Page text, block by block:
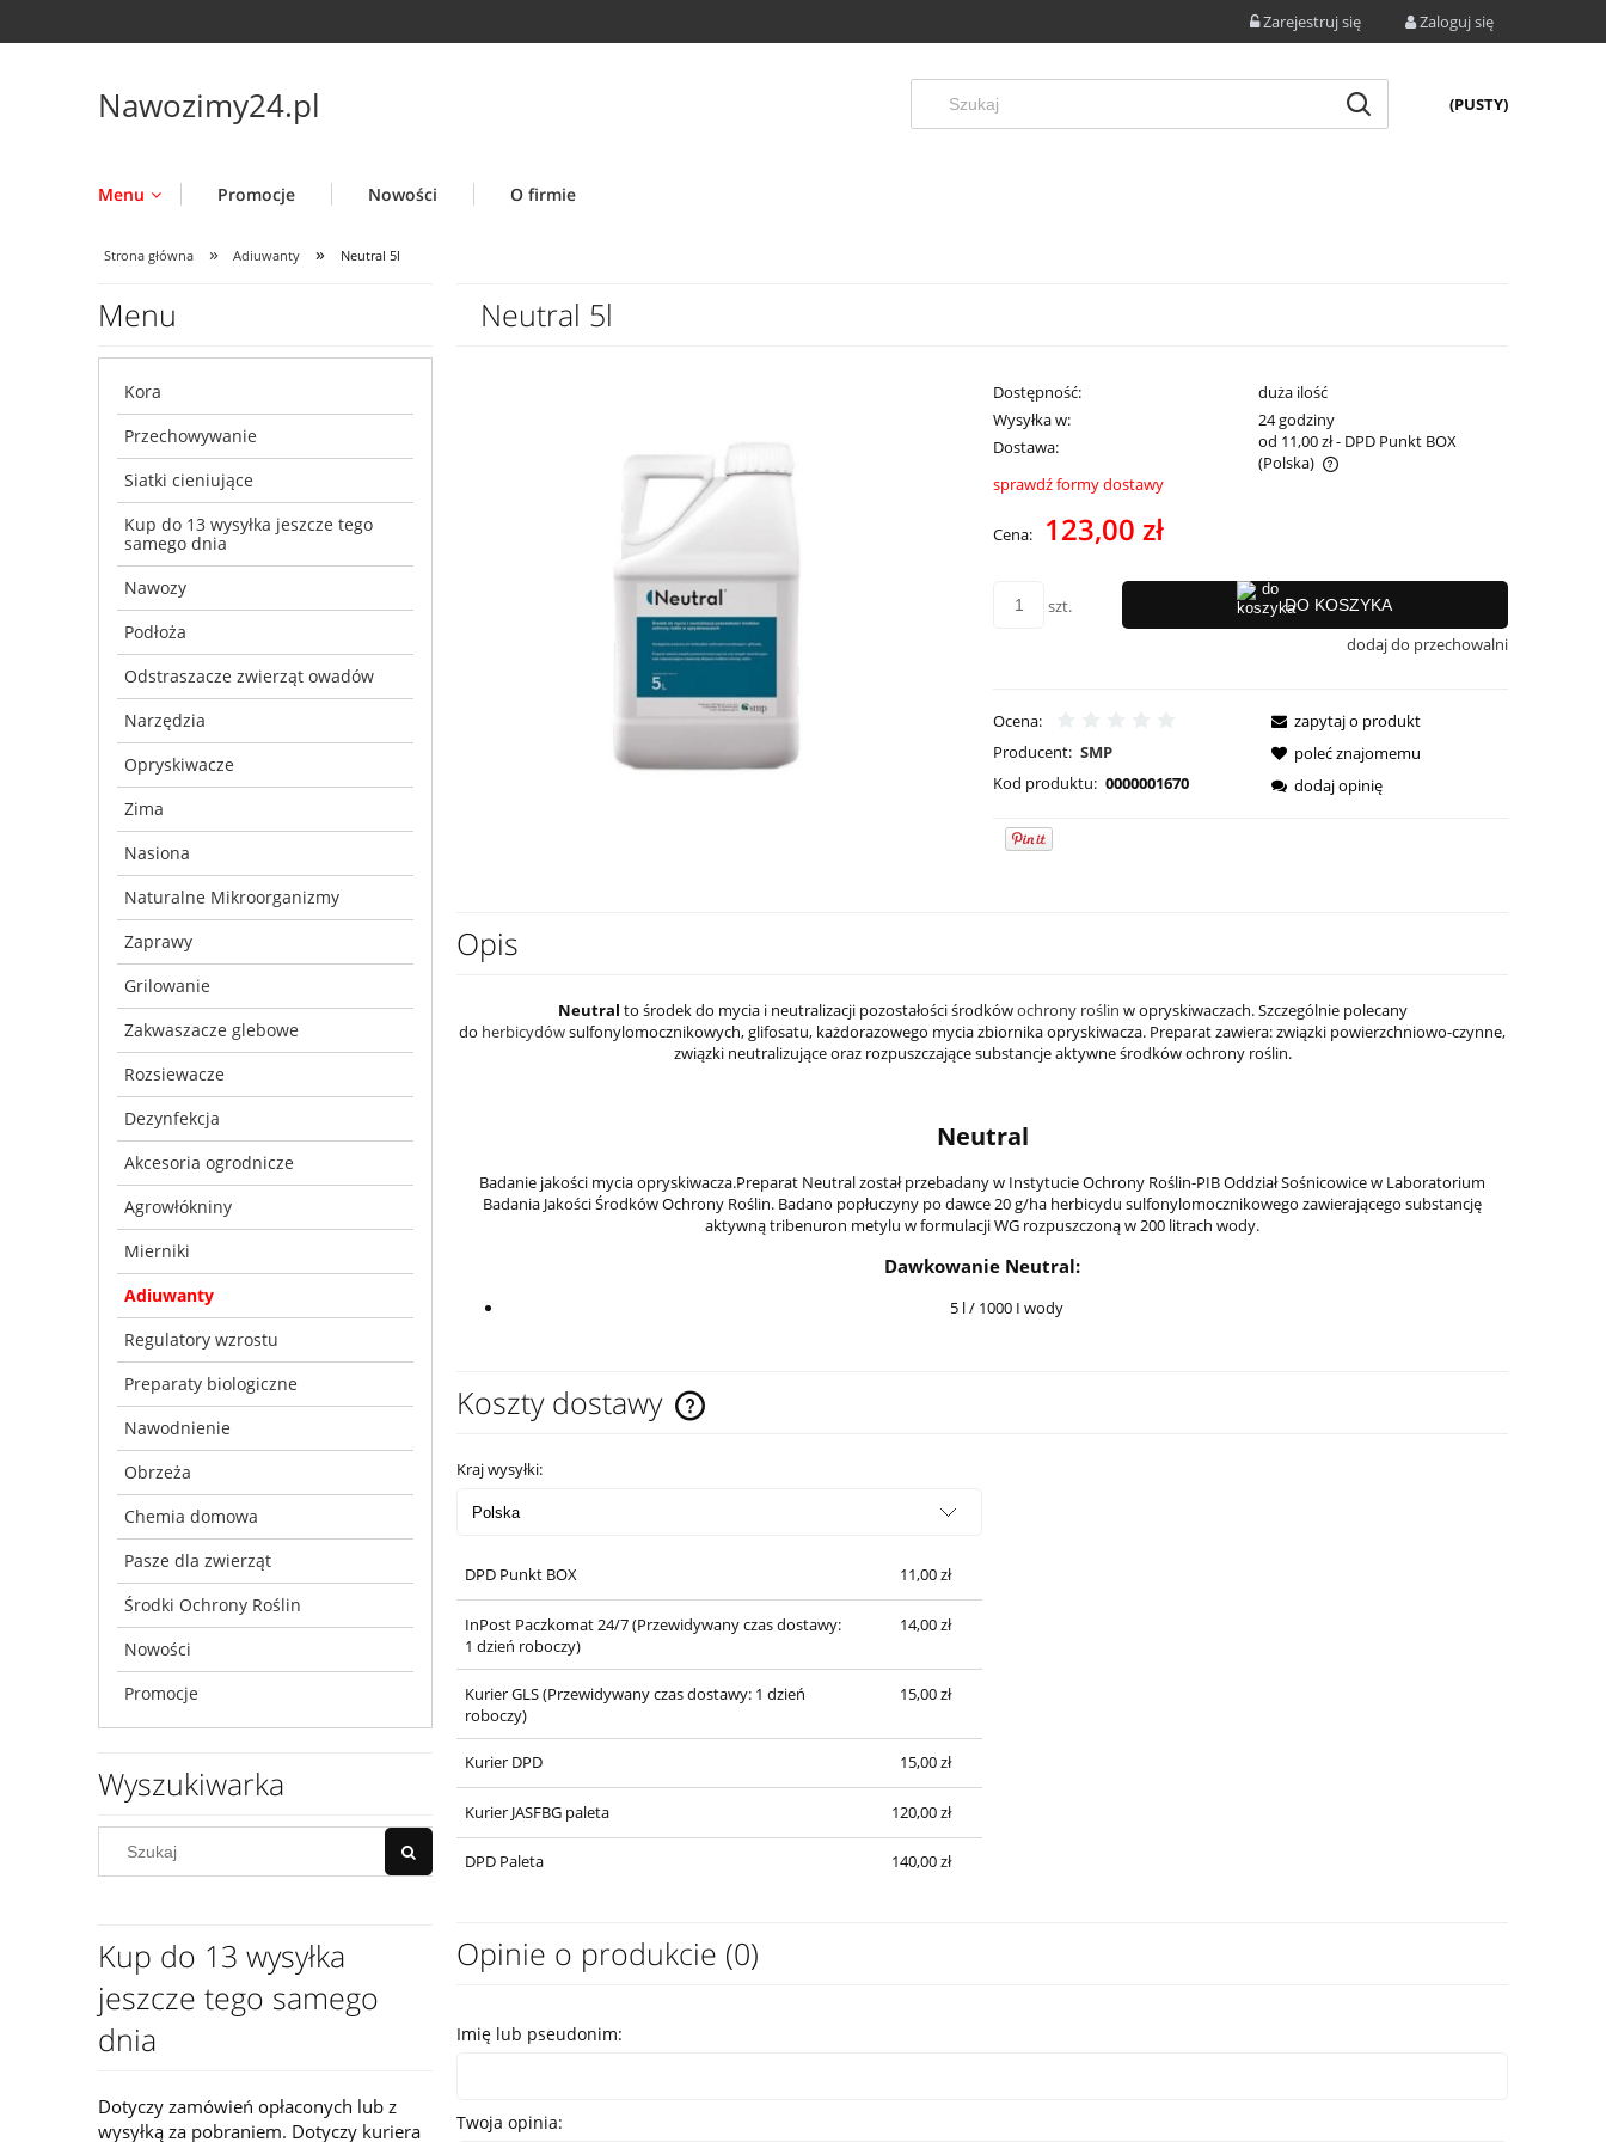
Zarejestruj się Zaloguj się
Nawozimy24.pl (PUSTY)
Menu Promocje Nowości O firmie
Strona główna » Adiuwanty » Neutral 5l
Menu
Kora
Przechowywanie
Siatki cieniujące
Kup do 13 wysyłka jeszcze tego
samego dnia
Nawozy
Podłoża
Odstraszacze zwierząt owadów
Narzędzia
Opryskiwacze
Zima
Nasiona
Naturalne Mikroorganizmy
Zaprawy
Grilowanie
Zakwaszacze glebowe
Rozsiewacze
Dezynfekcja
Akcesoria ogrodnicze
Agrowłókniny
Mierniki
Adiuwanty
Regulatory wzrostu
Preparaty biologiczne
Nawodnienie
Obrzeża
Chemia domowa
Pasze dla zwierząt
Środki Ochrony Roślin
Nowości
Promocje
Wyszukiwarka
Kup do 13 wysyłka
jeszcze tego samego
dnia
Dotyczy zamówień opłaconych lub z
wysyłką za pobraniem. Dotyczy kuriera
Neutral 5l
Dostępność:
duża ilość
Wysyłka w:
24 godziny
Dostawa:
od 11,00 zł- DPD Punkt BOX
(Polska)
Cena nie zawiera ewentualnych kosztów
płatności
sprawdź formy dostawy
Cena: 123,00 zł
szt. DO KOSZYKA
dodaj do przechowalni
Ocena:
Producent: SMP
Kod produktu: 0000001670
zapytaj o produkt
poleć znajomemu
dodaj opinię
Opis
Neutral to środek do mycia i neutralizacji pozostałości środkówochrony roślin w opryskiwaczach. Szczególnie polecany
do herbicydówsulfonylomocznikowych, glifosatu, każdorazowego mycia zbiornika opryskiwacza. Preparat zawiera: związki powierzchniowo-czynne,
związki neutralizujące oraz rozpuszczające substancje aktywne środków ochrony roślin.
Neutral
Badanie jakości mycia opryskiwacza.Preparat Neutral został przebadany w Instytucie Ochrony Roślin-PIB Oddział Sośnicowice w Laboratorium
Badania Jakości Środków Ochrony Roślin. Badano popłuczyny po dawce 20 g/ha herbicydu sulfonylomocznikowego zawierającego substancję
aktywną tribenuron metylu w formulacji WG rozpuszczoną w 200 litrach wody.
Dawkowanie Neutral:
5 l / 1000 I wody
Koszty dostawy
Kraj wysyłki:
DPD Punkt BOX 11,00 zł
InPost Paczkomat 24/7(Przewidywany czas dostawy:
1 dzień roboczy)
14,00 zł
Kurier GLS(Przewidywany czas dostawy: 1 dzień
roboczy)
15,00 zł
Kurier DPD 15,00 zł
Kurier JASFBG paleta 120,00 zł
DPD Paleta 140,00 zł
Opinie o produkcie (0)
Imię lub pseudonim:
Twoja opinia: